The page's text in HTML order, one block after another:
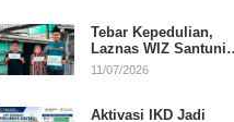
Tebar Kepedulian,
Laznas WIZ Santuni
Anak Yatim dan
11/07/2026
Aktivasi IKD Jadi